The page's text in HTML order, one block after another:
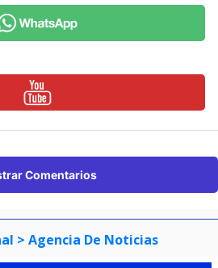
Comentarios
> Agencia De Noticias